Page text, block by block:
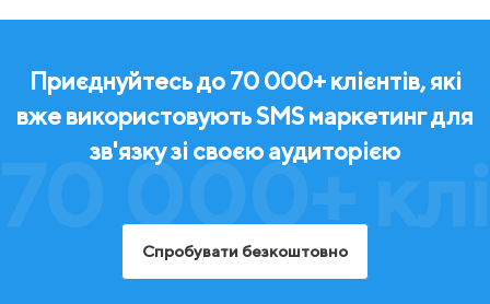
70 000+
Приєднуйтесь до 70 000+ клієнтів, які
вже використовують SMS маркетинг для
зв'язку зі своєю аудиторією
Спробувати безкоштовно